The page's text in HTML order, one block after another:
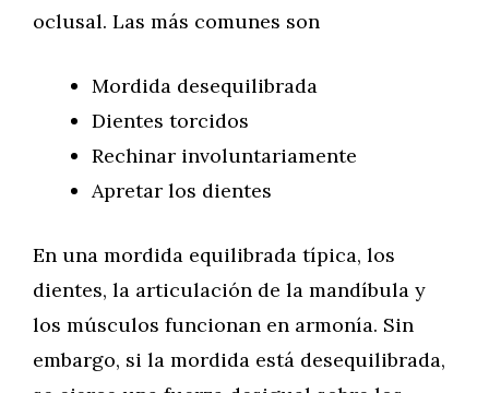
oclusal. Las más comunes son
Mordida desequilibrada
Dientes torcidos
Rechinar involuntariamente
Apretar los dientes
En una mordida equilibrada típica, los
dientes, la articulación de la mandíbula y
los músculos funcionan en armonía. Sin
embargo, si la mordida está desequilibrada,